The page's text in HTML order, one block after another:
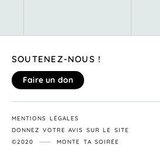
SOUTENEZ-NOUS !
Faire un don
MENTIONS LÉGALES
DONNEZ VOTRE AVIS SUR LE SITE
©2020
MONTE TA SOIRÉE